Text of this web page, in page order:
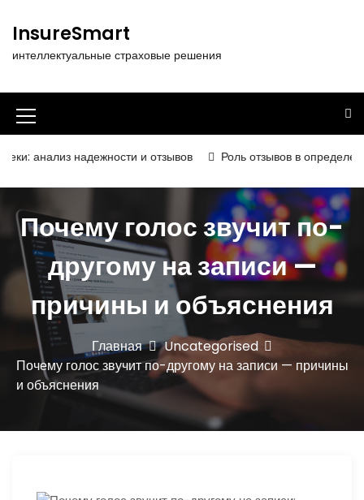
т
к
д
м
InsureSmart
интеллектуальные страховые решения
И
к
о
н
к
а
м
е
ю
надежности и отзывов Роль отзывов в определении
Почему голос звучит по-
другому на записи —
причины и объяснения
Главная
Uncategorised
Почему голос звучит по-другому на записи — причины
и объяснения